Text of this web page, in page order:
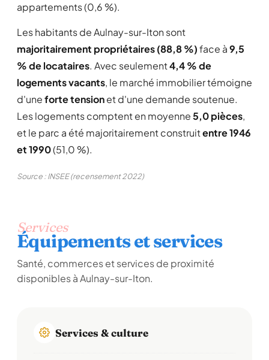
appartements (0,6 %).
Les habitants de Aulnay-sur-Iton sont
majoritairement propriétaires (88,8 %)face à9,5
% de locataires. Avec seulement4,4 % de
logements vacants, le marché immobilier témoigne
d'uneforte tensionet d'une demande soutenue.
Les logements comptent en moyenne5,0 pièces,
et le parc a été majoritairement construitentre 1946
et 1990(51,0 %).
Source : INSEE (recensement 2022)
Services
Équipements et services
Santé, commerces et services de proximité
disponibles à Aulnay-sur-Iton.
Services & culture